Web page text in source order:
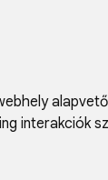
interakciók